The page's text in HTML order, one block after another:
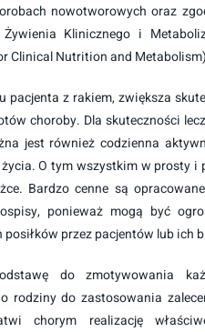
nowotworowych oraz
Żywienia Klinicznego i
Clinical Nutrition and
pacjenta z rakiem, zwiększa
choroby. Dla skuteczności
jest również codzienna
O tym wszystkim w prosty i
Bardzo cenne są
ponieważ mogą być
przez pacjentów lub ich
do zmotywowania
rodziny do zastosowania
chorym realizację